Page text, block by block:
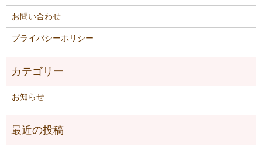
お問い合わせ
プライバシーポリシー
お知らせ